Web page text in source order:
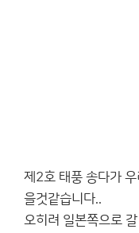
제2호 태풍 송다가
을것같습니다..
오히려 일본쪽으로